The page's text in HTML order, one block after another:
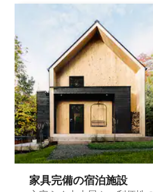
家具完備の宿⁠泊⁠施⁠設